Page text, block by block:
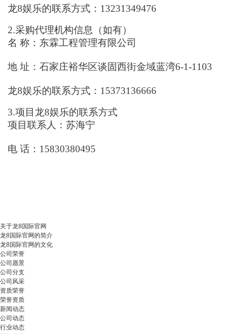
龙8娱乐的联系方式： 13231349476
2.采购代理机构信息（如有）
名 称： 东霖工程管理有限公司
地 址： 石家庄裕华区谈固西街金域蓝湾6-1-1103
龙8娱乐的联系方式： 15373136666
3.项目 龙8娱乐的联系方式
项目联系人： 苏海宁
电 话： 15830380495
关于龙8国际官网
龙8国际官网的简介
龙8国际官网的文化
公司荣誉
公司愿景
公司分支
公司风采
资质荣誉
荣誉资质
新闻动态
公司动态
行业动态